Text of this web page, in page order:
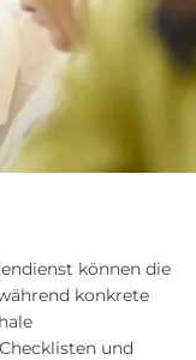
können die
konkrete
und